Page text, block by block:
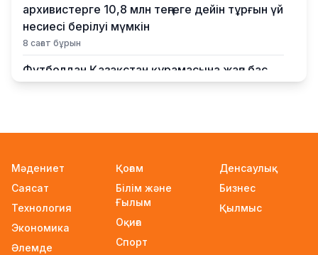
архивистерге 10,8 млн теңгеге дейін тұрғын үй
несиесі берілуі мүмкін
8 сағат бұрын
Футболдан Қазақстан құрамасына жаңа бас
бапкер келеді
«Қазақтелекомның» екі қызметкері жұмыс
12 сағат бұрын
Трамп АҚШ-та туғандарға автоматты түрде
азаматтық беруді шектейтін жарлықтарға
қол қойды
Мәдениет
Саясат
Технология
Экономика
Әлемде
Қоғам
Білім және
Ғылым
Оқиға
Спорт
Денсаулық
Бизнес
Қылмыс